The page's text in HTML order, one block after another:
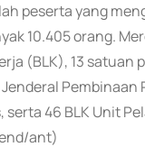
peserta yang
10.405 orang.
(BLK), 13 satuan
Pembinaan
46 BLK Unit
ant)